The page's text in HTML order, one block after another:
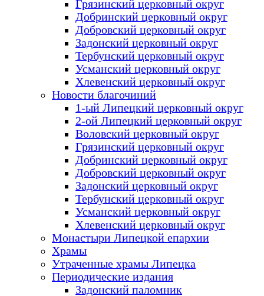
Грязинский церковный округ
Добринский церковный округ
Добровский церковный округ
Задонский церковный округ
Тербунский церковный округ
Усманский церковный округ
Хлевенский церковный округ
Новости благочиний
1-ый Липецкий церковный округ
2-ой Липецкий церковный округ
Воловский церковный округ
Грязинский церковный округ
Добринский церковный округ
Добровский церковный округ
Задонский церковный округ
Тербунский церковный округ
Усманский церковный округ
Хлевенский церковный округ
Монастыри Липецкой епархии
Храмы
Утраченные храмы Липецка
Периодические издания
Задонский паломник